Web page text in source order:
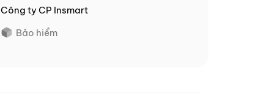
Công ty CP Insmart
Bảo hiểm